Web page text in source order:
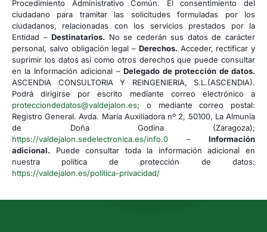
Procedimiento Administrativo Común. El consentimiento del
ciudadano para tramitar las solicitudes formuladas por los
ciudadanos, relacionadas con los servicios prestados por la
Entidad –Destinatarios. No se cederán sus datos de carácter
personal, salvo obligación legal – Derechos.Acceder, rectificar y
suprimir los datos así como otros derechos que puede consultar
en la Información adicional –Delegado de protección de datos.
ASCENDIA CONSULTORIA Y REINGENIERIA, S.L.(ASCENDIA).
Podrá dirigirse por escrito mediante correo electrónico a
protecciondedatos@valdejalon.es; o mediante correo postal:
Registro General. Avda. María Auxiliadora nº 2, 50100, La Almunia
de Doña Godina (Zaragoza);
https://valdejalon.sedelectronica.es/info.0 – Información
adicional. Puede consultar toda la información adicional en
nuestra política de protección de datos:
https://valdejalon.es/politica-privacidad/